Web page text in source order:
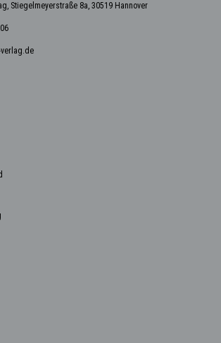
Stiegelmeyerstraße 8a, 30519 Hannover
verlag.de